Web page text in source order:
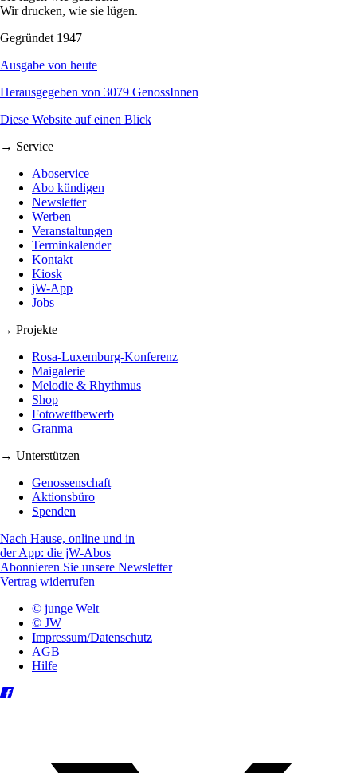
Wir drucken, wie sie lügen.
Gegründet 1947
Ausgabe von heute
Herausgegeben von 3079 GenossInnen
Diese Website auf einen Blick
→ Service
Aboservice
Abo kündigen
Newsletter
Werben
Veranstaltungen
Terminkalender
Kontakt
Kiosk
jW-App
Jobs
→ Projekte
Rosa-Luxemburg-Konferenz
Maigalerie
Melodie & Rhythmus
Shop
Fotowettbewerb
Granma
→ Unterstützen
Genossenschaft
Aktionsbüro
Spenden
Nach Hause, online und in
der App: die jW-Abos
Abonnieren Sie unsere Newsletter
Vertrag widerrufen
© junge Welt
© JW
Impressum/Datenschutz
AGB
Hilfe